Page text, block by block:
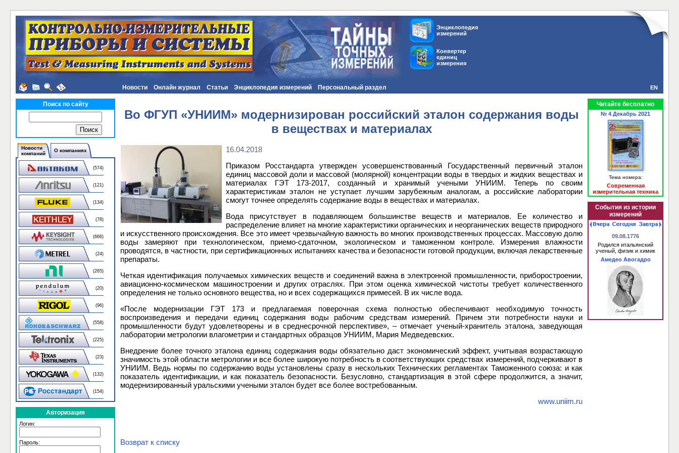
Энциклопедия
измерений
Конвертер
единиц
измерения
Новости Онлайн журнал Статьи Энциклопедия измерений Персональный раздел EN
Поиск по сайту
Новости
компаний
О компаниях
(574)
(121)
(134)
(78)
(666)
(24)
(265)
(20)
(96)
(558)
(225)
(23)
(132)
(154)
Авторизация
Логин:
Пароль:
Во ФГУП «УНИИМ» модернизирован российский эталон содержания воды
в веществах и материалах
16.04.2018
Приказом Росстандарта утвержден усовершенствованный Государственный первичный эталон
единиц массовой доли и массовой (молярной) концентрации воды в твердых и жидких веществах и
материалах ГЭТ 173-2017, созданный и хранимый учеными УНИИМ. Теперь по своим
характеристикам эталон не уступает лучшим зарубежным аналогам, а российские лаборатории
смогут точнее определять содержание воды в веществах и материалах.
Вода присутствует в подавляющем большинстве веществ и материалов. Ее количество и
распределение влияет на многие характеристики органических и неорганических веществ природного
и искусственного происхождения. Все это имеет чрезвычайную важность во многих производственных процессах. Массовую долю
воды замеряют при технологическом, приемо-сдаточном, экологическом и таможенном контроле. Измерения влажности
проводятся, в частности, при сертификационных испытаниях качества и безопасности готовой продукции, включая лекарственные
препараты.
Четкая идентификация получаемых химических веществ и соединений важна в электронной промышленности, приборостроении,
авиационно-космическом машиностроении и других отраслях. При этом оценка химической чистоты требует количественного
определения не только основного вещества, но и всех содержащихся примесей. В их числе вода.
«После модернизации ГЭТ 173 и предлагаемая поверочная схема полностью обеспечивают необходимую точность
воспроизведения и передачи единиц содержания воды рабочим средствам измерений. Причем эти потребности науки и
промышленности будут удовлетворены и в среднесрочной перспективе», – отмечает ученый-хранитель эталона, заведующая
лаборатории метрологии влагометрии и стандартных образцов УНИИМ, Мария Медведевских.
Внедрение более точного эталона единиц содержания воды обязательно даст экономический эффект, учитывая возрастающую
значимость этой области метрологии и все более широкую потребность в соответствующих средствах измерений, подчеркивают в
УНИИМ. Ведь нормы по содержанию воды установлены сразу в нескольких Технических регламентах Таможенного союза: и как
показатель идентификации, и как показатель безопасности. Безусловно, стандартизация в этой сфере продолжится, а значит,
модернизированный уральскими учеными эталон будет все более востребованным.
www.uniim.ru
Возврат к списку
Читайте бесплатно
№ 4 Декабрь 2021
Тема номера:
Современная
измерительная техника
События из истории
измерений
09.08.1776
Родился итальянский
ученый, физик и химик
Амедео Авогадро